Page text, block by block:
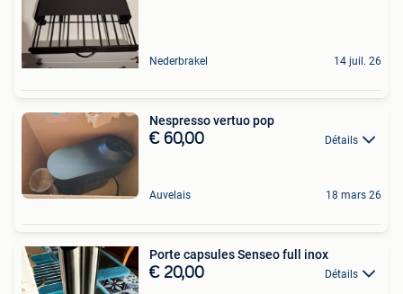
Nederbrakel 14 juil. 26
Nespresso vertuo pop
€ 60,00 Détails
Auvelais 18 mars 26
Porte capsules Senseo full inox
€ 20,00 Détails